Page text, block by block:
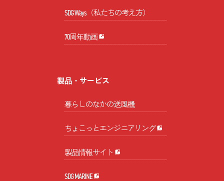
SDG Ways（私たちの考え方）
70周年動画
製品・サービス
暮らしのなかの送風機
ちょこっとエンジニアリング
製品情報サイト
SDG MARINE